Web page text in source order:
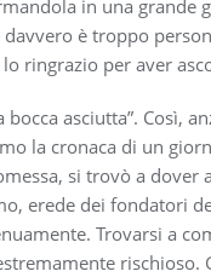
in una grande
è troppo
ringrazio per aver
asciutta”. Così,
la cronaca di un
si trovò a
erede dei fondatori
Trovarsi a